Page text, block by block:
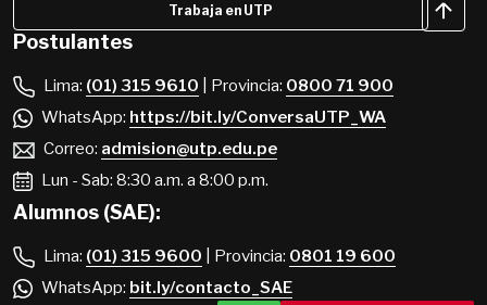
Trabaja en UTP
Postulantes
Lima: (01) 315 9610 | Provincia: 0800 71 900
WhatsApp: https://bit.ly/ConversaUTP_WA
Correo: admision@utp.edu.pe
Lun - Sab: 8:30 a.m. a 8:00 p.m.
Alumnos (SAE):
Lima: (01) 315 9600 | Provincia: 0801 19 600
WhatsApp: bit.ly/contacto_SAE